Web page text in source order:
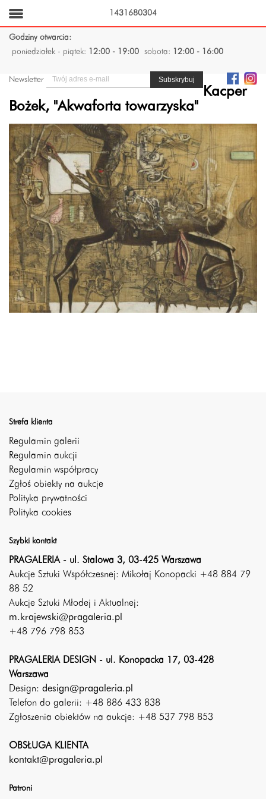
Godziny otwarcia:
poniedziałek - piątek:
12:00 - 19:00 sobota: 12:00 - 16:00
Newsletter
Kacper
Bożek, "Akwaforta towarzyska"
Strefa klienta
Regulamin galerii
Regulamin aukcji
Regulamin współpracy
Zgłoś obiekty na aukcje
Polityka prywatności
Polityka cookies
Szybki kontakt
PRAGALERIA - ul. Stalowa 3, 03-425 Warszawa
Aukcje Sztuki Współczesnej: Mikołaj Konopacki +48 884 79
88 52
Aukcje Sztuki Młodej i Aktualnej:
m.krajewski@pragaleria.pl
+48 796 798 853
PRAGALERIA DESIGN - ul. Konopacka 17, 03-428
Warszawa
Design: design@pragaleria.pl
Telefon do galerii: +48 886 433 838
Zgłoszenia obiektów na aukcje: +48 537 798 853
OBSŁUGA KLIENTA
kontakt@pragaleria.pl
Patroni
1431680304